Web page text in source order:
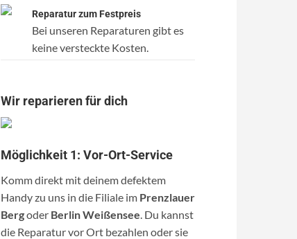
Reparatur zum Festpreis
Bei unseren Reparaturen gibt es
keine versteckte Kosten.
Wir reparieren für dich
Möglichkeit 1: Vor-Ort-Service
Komm direkt mit deinem defektem
Handy zu uns in die Filiale im Prenzlauer
Bergoder Berlin Weißensee . Du kannst
die Reparatur vor Ort bezahlen oder sie